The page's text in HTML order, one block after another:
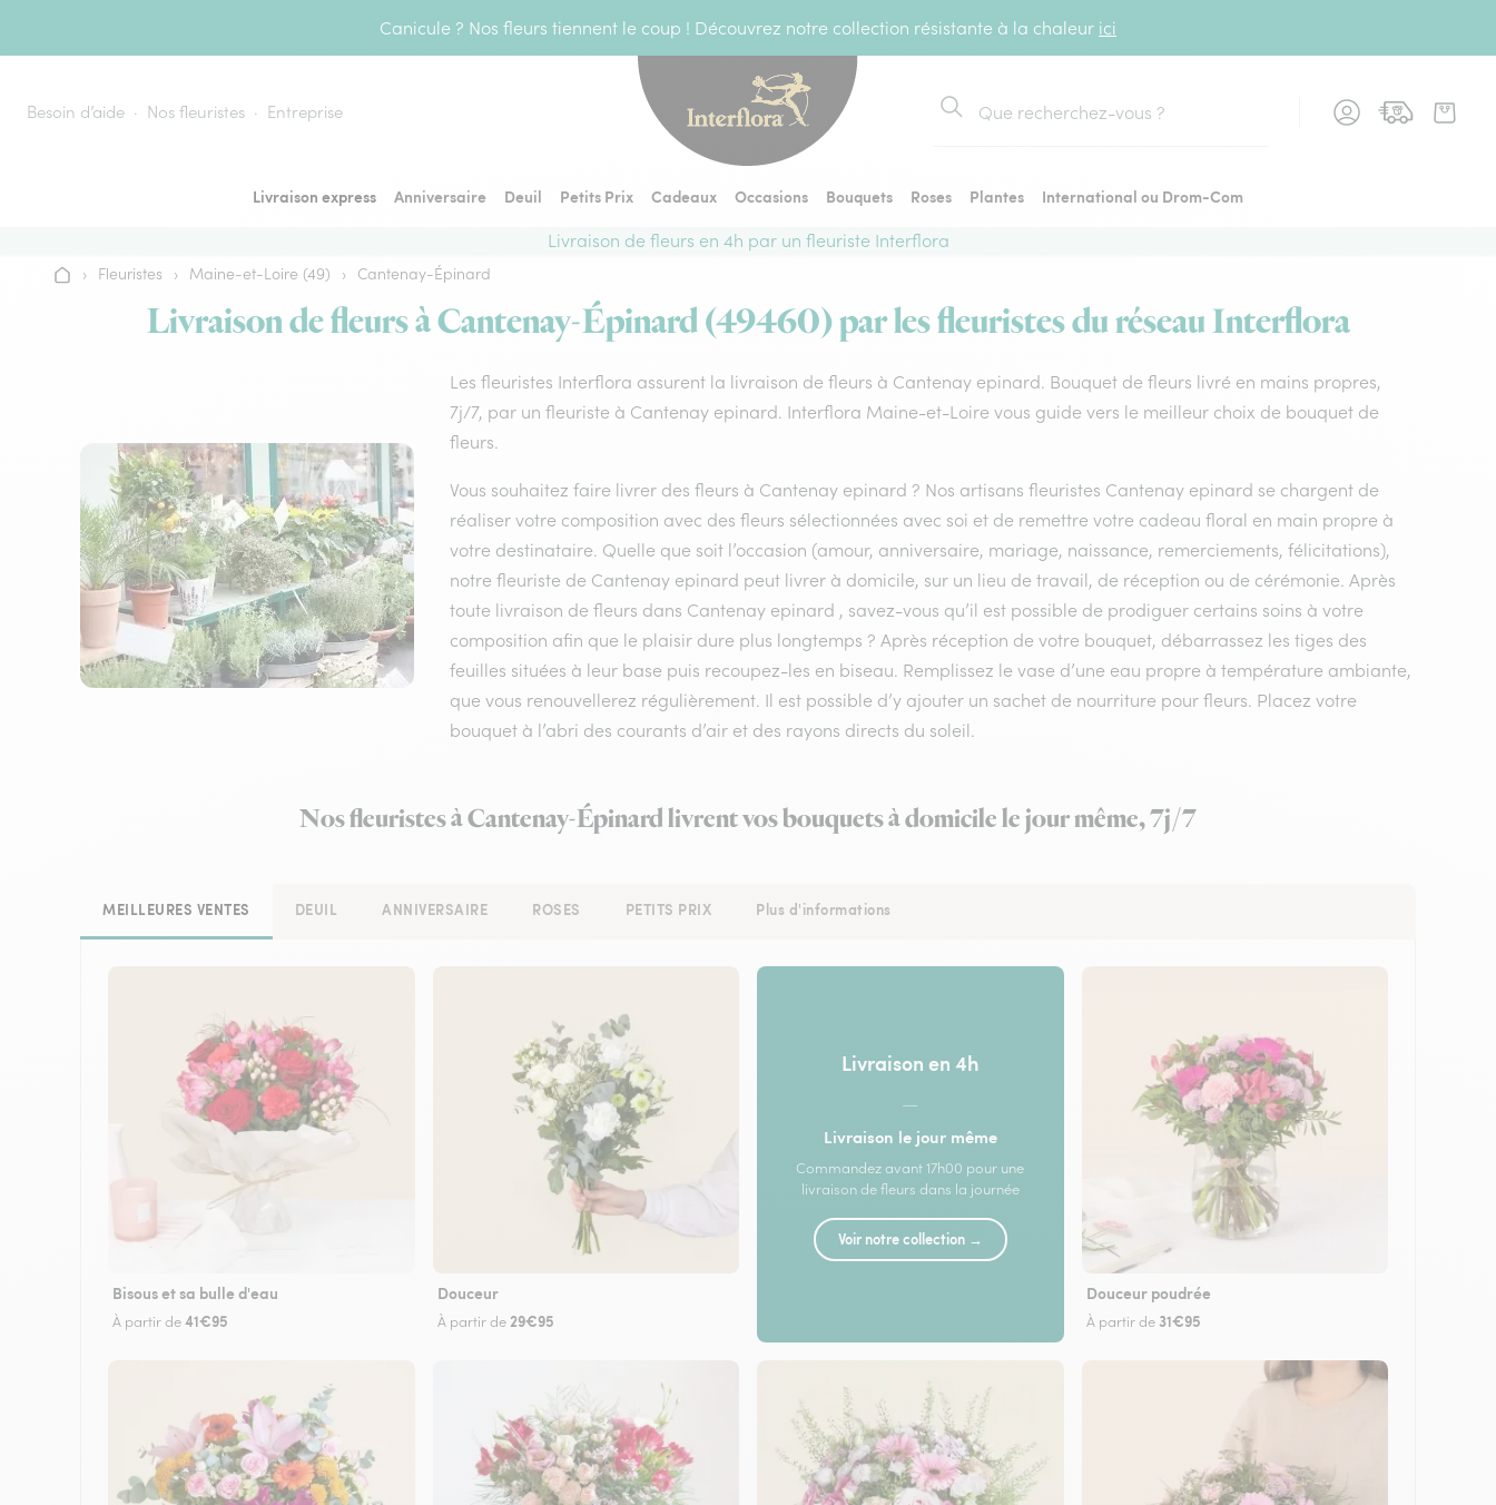
Canicule ? Nos fleurs tiennent le coup ! Découvrez notre collection résistante à la chaleur ici
Besoin d’aide Nos fleuristes Entreprise
Rechercher
Livraison express Anniversaire Deuil Petits Prix Cadeaux Occasions Bouquets Roses Plantes
International ou Drom-Com
Livraison de fleurs en 4h par un fleuriste Interflora
Accueil
› Fleuristes › Maine-et-Loire (49) › Cantenay-Épinard
Livraison de fleurs à Cantenay-Épinard (49460) par les fleuristes du réseau Interflora
Les fleuristes Interflora assurent la livraison de fleurs à Cantenay epinard. Bouquet de fleurs livré en mains propres,
7j/7, par un fleuriste à Cantenay epinard. Interflora Maine-et-Loire vous guide vers le meilleur choix de bouquet de
fleurs.
Vous souhaitez faire livrer des fleurs à Cantenay epinard ? Nos artisans fleuristes Cantenay epinard se chargent de
réaliser votre composition avec des fleurs sélectionnées avec soi et de remettre votre cadeau floral en main propre à
votre destinataire. Quelle que soit l’occasion (amour, anniversaire, mariage, naissance, remerciements, félicitations),
notre fleuriste de Cantenay epinard peut livrer à domicile, sur un lieu de travail, de réception ou de cérémonie. Après
toute livraison de fleurs dans Cantenay epinard , savez-vous qu’il est possible de prodiguer certains soins à votre
composition afin que le plaisir dure plus longtemps ? Après réception de votre bouquet, débarrassez les tiges des
feuilles situées à leur base puis recoupez-les en biseau. Remplissez le vase d’une eau propre à température ambiante,
que vous renouvellerez régulièrement. Il est possible d’y ajouter un sachet de nourriture pour fleurs. Placez votre
bouquet à l’abri des courants d’air et des rayons directs du soleil.
Nos fleuristes à Cantenay-Épinard livrent vos bouquets à domicile le jour même, 7j/7
MEILLEURES VENTES DEUIL ANNIVERSAIRE ROSES PETITS PRIX Plus d'informations
Bisous et sa bulle d'eau
À partir de41€95
Douceur
À partir de 29€95
Livraison en 4h
—
Livraison le jour même
Commandez avant 17h00 pour une
livraison de fleurs dans la journée
Voir notre collection →
Douceur poudrée
À partir de 31€95